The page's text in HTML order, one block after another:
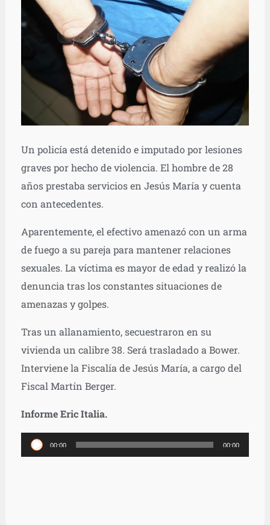
Un policía está detenido e imputado por lesiones
graves por hecho de violencia. El hombre de 28
años prestaba servicios en Jesús María y cuenta
con antecedentes.
Aparentemente, el efectivo amenazó con un arma
de fuego a su pareja para mantener relaciones
sexuales. La víctima es mayor de edad y realizó la
denuncia tras los constantes situaciones de
amenazas y golpes.
Tras un allanamiento, secuestraron en su
vivienda un calibre 38. Será trasladado a Bower.
Interviene la Fiscalía de Jesús María, a cargo del
Fiscal Martín Berger.
Informe Eric Italia.
Reproductor
de
00:00 00:00